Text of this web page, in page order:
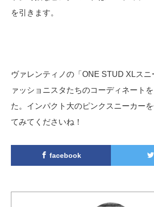
を引きます。
ヴァレンティノの「ONE STUD XLスニ
ァッショニスタたちのコーディネート
た。インパクト大のピンクスニーカー
てみてくださいね！
facebook